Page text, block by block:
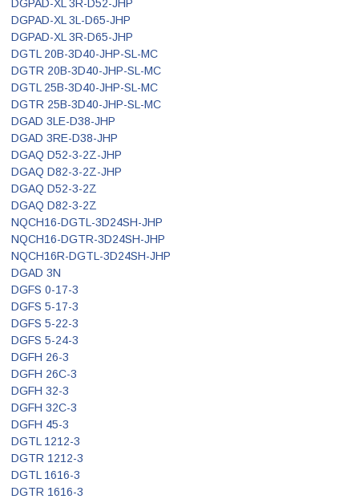
DGPAD-XL 3R-D52-JHP
DGPAD-XL 3L-D65-JHP
DGPAD-XL 3R-D65-JHP
DGTL 20B-3D40-JHP-SL-MC
DGTR 20B-3D40-JHP-SL-MC
DGTL 25B-3D40-JHP-SL-MC
DGTR 25B-3D40-JHP-SL-MC
DGAD 3LE-D38-JHP
DGAD 3RE-D38-JHP
DGAQ D52-3-2Z-JHP
DGAQ D82-3-2Z-JHP
DGAQ D52-3-2Z
DGAQ D82-3-2Z
NQCH16-DGTL-3D24SH-JHP
NQCH16-DGTR-3D24SH-JHP
NQCH16R-DGTL-3D24SH-JHP
DGAD 3N
DGFS 0-17-3
DGFS 5-17-3
DGFS 5-22-3
DGFS 5-24-3
DGFH 26-3
DGFH 26C-3
DGFH 32-3
DGFH 32C-3
DGFH 45-3
DGTL 1212-3
DGTR 1212-3
DGTL 1616-3
DGTR 1616-3